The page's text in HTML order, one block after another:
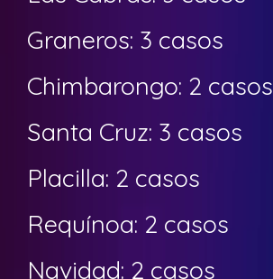
Graneros: 3 casos
Chimbarongo: 2 casos
Santa Cruz: 3 casos
Placilla: 2 casos
Requínoa: 2 casos
Navidad: 2 casos